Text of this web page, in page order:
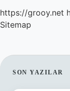
https://grooy.net
Sitemap
SON YAZILAR